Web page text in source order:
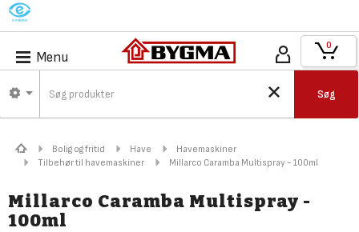
M
Menu
Søg
0
Bolig og fritid Have
Havemaskiner
Tilbehør til havemaskiner
Millarco Caramba Multispray - 100ml
Millarco Caramba Multispray -
100ml